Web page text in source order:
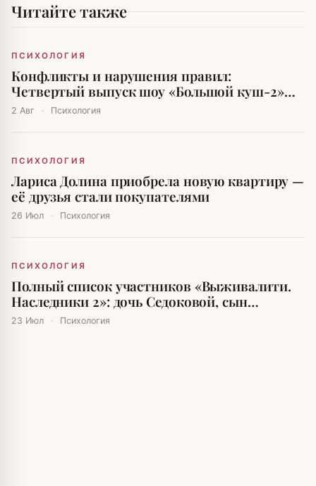
Читайте также
ПСИХОЛОГИЯ
Конфликты и нарушения правил:
Четвертый выпуск шоу «Большой куш-2»
вызвал бурю эмоций
2 Авг · Психология
ПСИХОЛОГИЯ
Лариса Долина приобрела новую квартиру —
её друзья стали покупателями
26 Июл · Психология
ПСИХОЛОГИЯ
Полный список участников «Выживалити.
Наследники 2»: дочь Седоковой, сын
Авербуха и внутренние Буйновы
23 Июл · Психология